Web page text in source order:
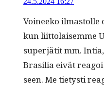
Voineeko ilmas­tolle
kun liit­to­laisemme
super­jätit mm.
Brasil­ia eivät
seen. Me tietysti